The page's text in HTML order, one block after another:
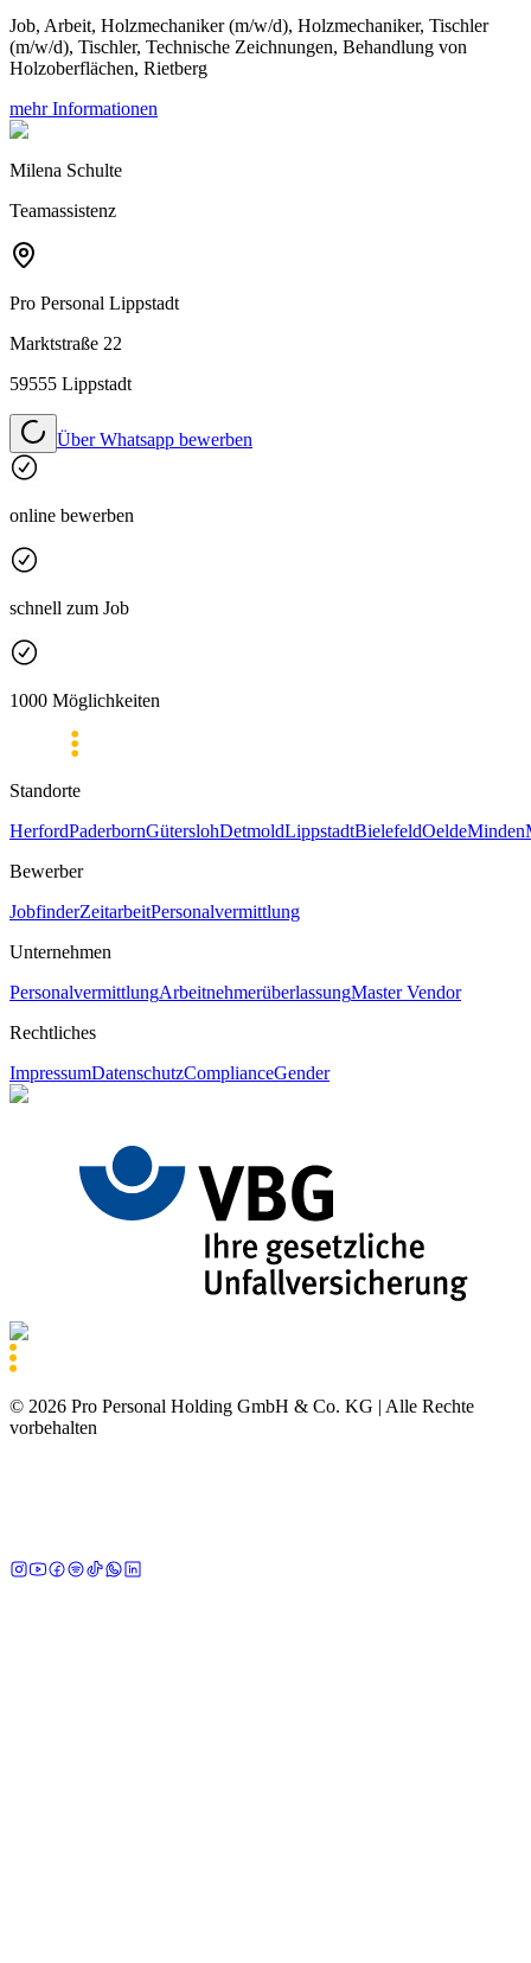
Job, Arbeit, Holzmechaniker (m/w/d), Holzmechaniker, Tischler
(m/w/d), Tischler, Technische Zeichnungen, Behandlung von
Holzoberflächen, Rietberg
mehr Informationen
Milena Schulte
Teamassistenz
Pro Personal Lippstadt
Marktstraße 22
59555 Lippstadt
Über Whatsapp bewerben
online bewerben
schnell zum Job
1000 Möglichkeiten
Standorte
HerfordPaderbornGüterslohDetmoldLippstadtBielefeldOeldeMinden
Bewerber
JobfinderZeitarbeitPersonalvermittlung
Unternehmen
PersonalvermittlungArbeitnehmerüberlassungMaster Vendor
Rechtliches
ImpressumDatenschutzComplianceGender
© 2026 Pro Personal Holding GmbH & Co. KG | Alle Rechte
vorbehalten